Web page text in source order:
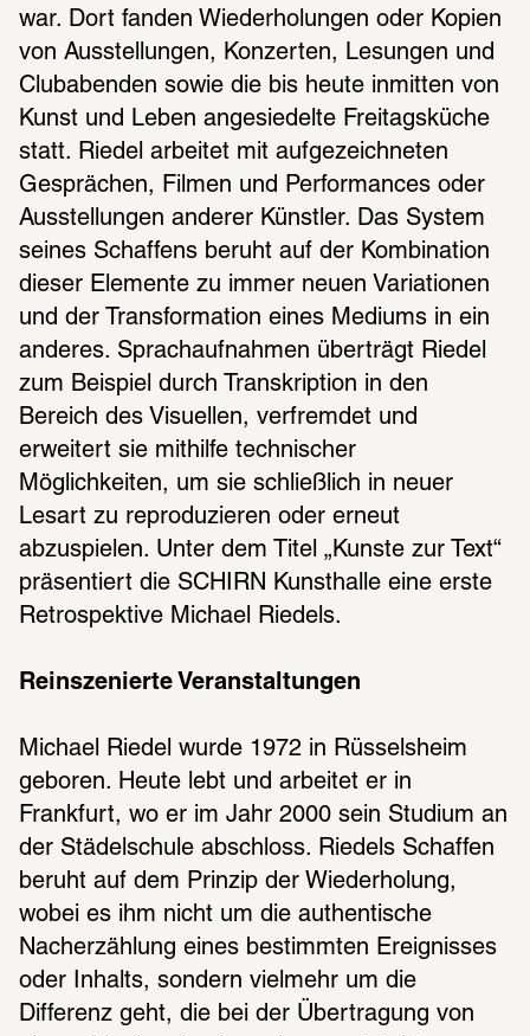
war. Dort fanden Wiederholungen oder Kopien
von Ausstellungen, Konzerten, Lesungen und
Clubabenden sowie die bis heute inmitten von
Kunst und Leben angesiedelte Freitagsküche
statt. Riedel arbeitet mit aufgezeichneten
Gesprächen, Filmen und Performances oder
Ausstellungen anderer Künstler. Das System
seines Schaffens beruht auf der Kombination
dieser Elemente zu immer neuen Variationen
und der Transformation eines Mediums in ein
anderes. Sprachaufnahmen überträgt Riedel
zum Beispiel durch Transkription in den
Bereich des Visuellen, verfremdet und
erweitert sie mithilfe technischer
Möglichkeiten, um sie schließlich in neuer
Lesart zu reproduzieren oder erneut
abzuspielen. Unter dem Titel „Kunste zur Text“
präsentiert die SCHIRN Kunsthalle eine erste
Retrospektive Michael Riedels.
Reinszenierte Veranstaltungen
Michael Riedel wurde 1972 in Rüsselsheim
geboren. Heute lebt und arbeitet er in
Frankfurt, wo er im Jahr 2000 sein Studium an
der Städelschule abschloss. Riedels Schaffen
beruht auf dem Prinzip der Wiederholung,
wobei es ihm nicht um die authentische
Nacherzählung eines bestimmten Ereignisses
oder Inhalts, sondern vielmehr um die
Differenz geht, die bei der Übertragung von